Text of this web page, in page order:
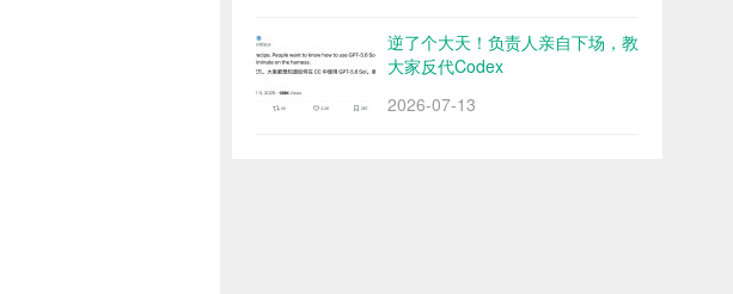
逆了个大天！负责人亲自下场，教
大家反代Codex
2026-07-13